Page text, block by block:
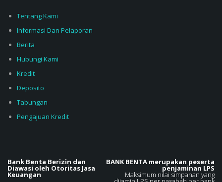
Tentang Kami
Informasi Dan Pelaporan
Berita
Hubungi Kami
Kredit
Deposito
Tabungan
Pengajuan Kredit
Bank Benta Berizin dan
Diawasi oleh Otoritas Jasa
Keuangan
BANK BENTA merupakan peserta
penjaminan LPS
Maksimum nilai simpanan yang